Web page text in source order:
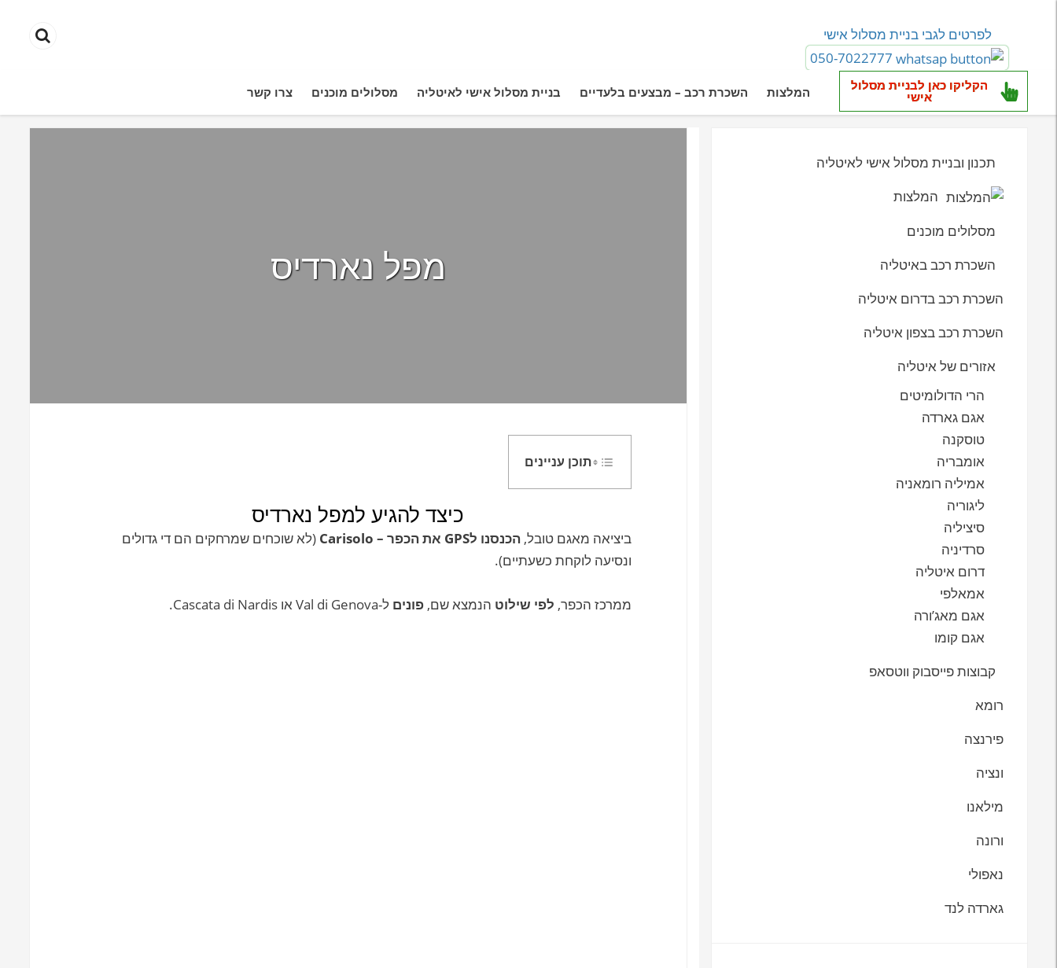
לפרטים לגבי בניית מסלול אישי
המלצות השכרת רכב – מבצעים בלעדיים בניית מסלול אישי לאיטליה מסלולים מוכנים צרו קשר
הקליקו כאן לבניית מסלול
אישי
מפל נארדיס
תוכן עניינים
כיצד להגיע למפל נארדיס
ביציאה מאגם טובל,הכנסנו לGPS את הכפר – Carisolo
(לא שוכחים שמרחקים הם די גדולים
ונסיעה לוקחת כשעתיים).
ממרכז הכפר, לפי שילוט הנמצא שם,פוניםל-Val di Genova או Cascata di Nardis.
תכנון ובניית מסלול אישי לאיטליה
המלצות
מסלולים מוכנים
השכרת רכב באיטליה
השכרת רכב בדרום איטליה
השכרת רכב בצפון איטליה
אזורים של איטליה
הרי הדולומיטים
אגם גארדה
טוסקנה
אומבריה
אמיליה רומאניה
ליגוריה
סיציליה
סרדיניה
דרום איטליה
אמאלפי
אגם מאג’ורה
אגם קומו
קבוצות פייסבוק ווטסאפ
רומא
פירנצה
ונציה
מילאנו
ורונה
נאפולי
גארדה לנד